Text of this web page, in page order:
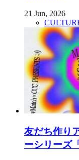
21 Jun, 2026
友だち作り
ーシリーズ